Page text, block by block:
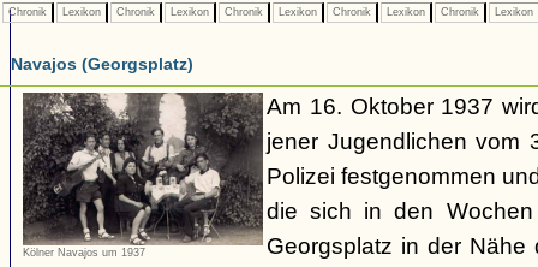
Chronik Lexikon Chronik Lexikon Chronik Lexikon Chronik Lexikon Chronik Lexikon
Navajos (Georgsplatz)
Kölner Navajos um 1937
Am 16. Oktober 1937
jener Jugendlichen vom
Polizei festgenommen
die sich in den
Georgsplatz in der Nähe